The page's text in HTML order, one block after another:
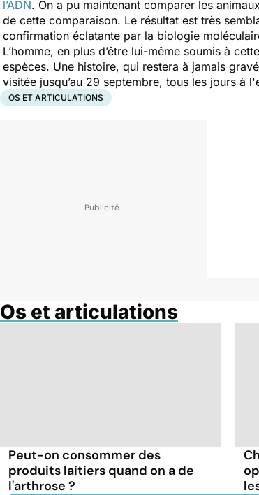
l’ADN. On a pu maintenant comparer les
de cette comparaison. Le résultat est très
confirmation éclatante par la biologie
L’homme, en plus d’être lui-même soumis à
espèces. Une histoire, qui restera à jamais
visitée jusqu’au 29 septembre, tous les jours à
OS ET ARTICULATIONS
Os et articulations
Peut-on consommer des
produits laitiers quand on a de
l'arthrose ?